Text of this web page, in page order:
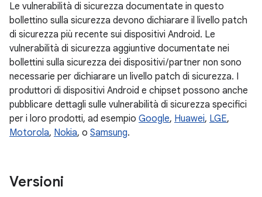
Le vulnerabilità di sicurezza documentate in questo
bollettino sulla sicurezza devono dichiarare il livello patch
di sicurezza più recente sui dispositivi Android. Le
vulnerabilità di sicurezza aggiuntive documentate nei
bollettini sulla sicurezza dei dispositivi / partner non sono
necessarie per dichiarare un livello patch di sicurezza. I
produttori di dispositivi Android e chipset possono anche
pubblicare dettagli sulle vulnerabilità di sicurezza specifici
per i loro prodotti, ad esempio Google, Huawei, LGE,
Motorola, Nokia, o Samsung.
Versioni